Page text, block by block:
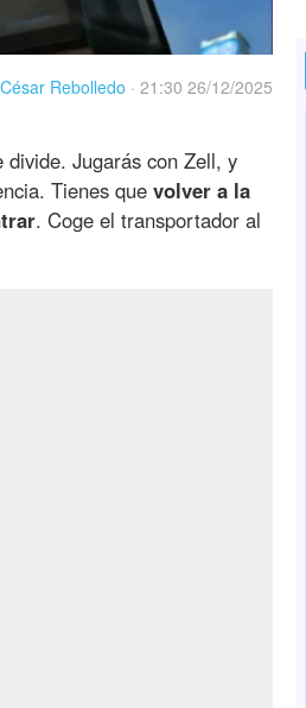
César Rebolledo · 21:30 26/12/2025
divide. Jugarás con Zell, y
Tienes que volver a la
. Coge el transportador al